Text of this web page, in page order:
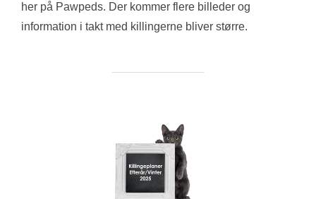
her på Pawpeds. Der kommer flere billeder og
information i takt med killingerne bliver større.